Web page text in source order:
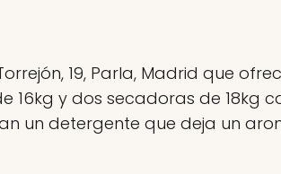
19, Parla, Madrid que
16kg y dos secadoras de 18kg
un detergente que deja un